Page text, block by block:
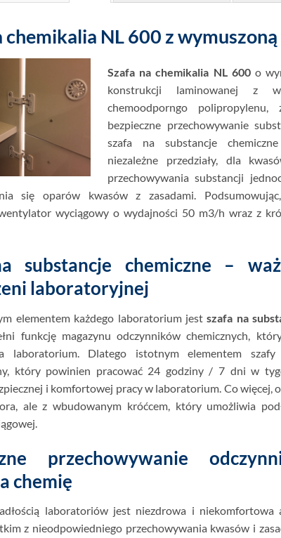
chemikalia NL 600 z
Szafa na chemikalia NL 600o
konstrukcji laminowanej z
chemoodporngo
bezpieczne przechowywanie
szafa na substancje
niezależne przedziały, dla
przechowywania substancji
się oparów kwasów z zasadami.
wyciągowy o wydajności 50 m3/h wraz z
substancje chemiczne –
laboratoryjnej
elementem każdego laboratorium jestszafa na
funkcję magazynu odczynników chemicznych,
laboratorium. Dlatego istotnym elementem
który powinien pracować 24 godziny / 7 dni w
i komfortowej pracy w laboratorium. Co więcej,
ale z wbudowanym króćcem, który umożliwia
przechowywanie
chemię
laboratoriów jest niezdrowa i
z nieodpowiedniego przechowywania kwasów i